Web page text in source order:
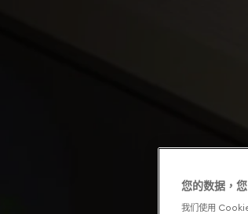
您的数据，
我们使用